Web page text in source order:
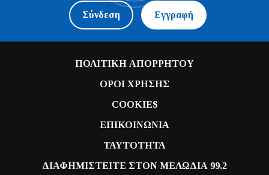
Σύνδεση Εγγραφή
ΠΟΛΙΤΙΚΗ ΑΠΟΡΡΗΤΟΥ
ΟΡΟΙ ΧΡΗΣΗΣ
COOKIES
ΕΠΙΚΟΙΝΩΝΙΑ
ΤΑΥΤΟΤΗΤΑ
ΔΙΑΦΗΜΙΣΤΕΙΤΕ ΣΤΟΝ ΜΕΛΩΔΙΑ 99.2